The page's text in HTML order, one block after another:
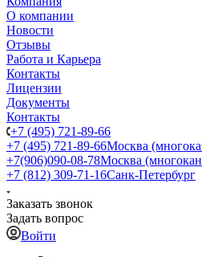
О компании
Новости
Отзывы
Работа и Карьера
Контакты
Лицензии
Документы
Контакты
+7 (495) 721-89-66
+7 (495) 721-89-66Москва
+7(906)090-08-78Москва
+7 (812) 309-71-16Санк-Петербург
Заказать звонок
Задать вопрос
Войти